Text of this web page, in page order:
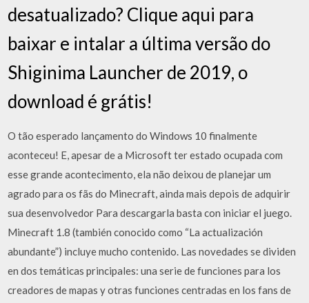
desatualizado? Clique aqui para
baixar e intalar a última versão do
Shiginima Launcher de 2019, o
download é grátis!
O tão esperado lançamento do Windows 10 finalmente
aconteceu! E, apesar de a Microsoft ter estado ocupada com
esse grande acontecimento, ela não deixou de planejar um
agrado para os fãs do Minecraft, ainda mais depois de adquirir
sua desenvolvedor Para descargarla basta con iniciar el juego.
Minecraft 1.8 (también conocido como “La actualización
abundante”) incluye mucho contenido. Las novedades se dividen
en dos temáticas principales: una serie de funciones para los
creadores de mapas y otras funciones centradas en los fans de